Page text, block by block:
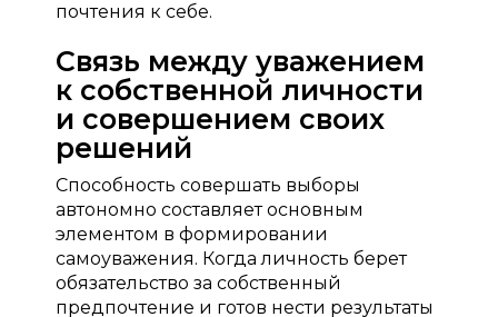
почтения к себе.
Связь между уважением
к собственной личности
и совершением своих
решений
Способность совершать выборы
автономно составляет основным
элементом в формировании
самоуважения. Когда личность берет
обязательство за собственный
предпочтение и готов нести результаты